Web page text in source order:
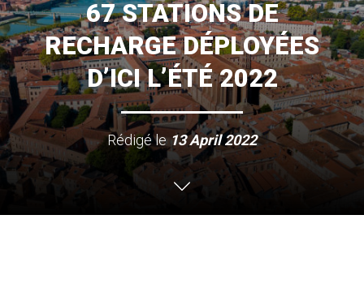
67 STATIONS DE
RECHARGE DÉPLOYÉES
D’ICI L’ÉTÉ 2022
Rédigé le13 April 2022